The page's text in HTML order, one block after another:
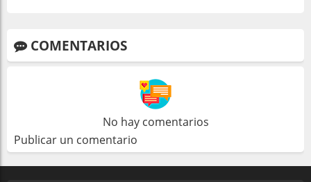
COMENTARIOS
No hay comentarios
Publicar un comentario